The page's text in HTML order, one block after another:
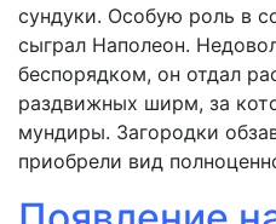
сундуки. Особую роль в
сыграл Наполеон.
беспорядком, он отдал
раздвижных ширм, за
мундиры. Загородки
приобрели вид